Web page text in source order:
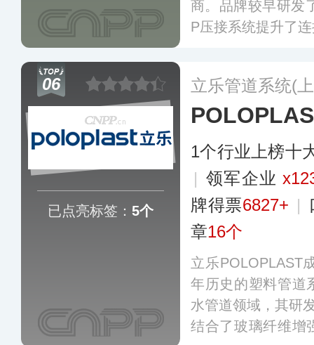
商。品牌较早研发
P压接系统提升了
06
已点亮标签： 5个
立乐管道系统(
1个行业上榜十
| 领军企业
牌得票6827+ |
章16个
立乐POLOPLAST
年历史的塑料管道
水管道领域，其研
结合了玻璃纤维增